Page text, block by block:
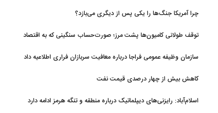
چرا آمریکا جنگ‌ها را یکی پس از دیگری می‌بازد؟
توقف طولانی کامیون‌ها پشت مرز؛ صورت‌حساب سنگینی که به اقتصاد
سازمان وظیفه عمومی فراجا درباره معافیت سربازان فراری اطلاعیه داد
کاهش بیش از چهار درصدی قیمت نفت
اسلام‌آباد: رایزنی‌های دیپلماتیک درباره منطقه و تنگه هرمز ادامه دارد